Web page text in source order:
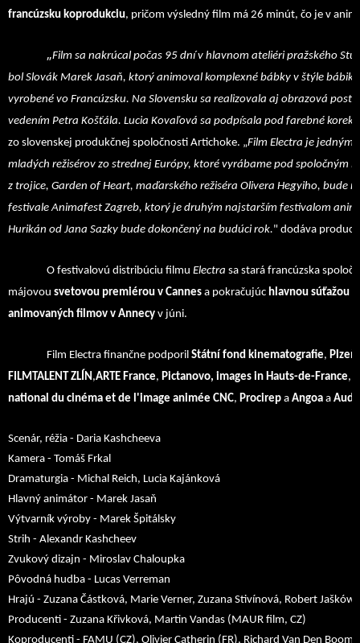
francúzsku koprodukciu, pričom výsledný film má 26 minút, čo je v
„Film sa nakrúcal počas 95 dní v hlavnom ateliéri pražského
bol Slovák Marek Jasaň, ktorý animoval komplexné bábky v štýle bábik
vyrobené vo Francúzsku. Na Slovensku sa realizovala aj obrazová
vedením Petra Košťála. Lucia Kovaľová sa podpísala pod farebné
zo slovenskej produkčnej spoločnosti Artichoke. „Film Electra je
mladých režisérov zo strednej Európy, ktoré vyrábame pod spoločným
z trojice, Garden of Heart, maďarského režiséra Olivera Hegyiho, bude
festivale Animafest Zagreb, ktorý je druhým najstarším festivalom
Hurikán od Jana Sazky bude dokončený na budúci rok." dodáva
O festivalovú distribúciu filmu Electra sa stará francúzska
májovou svetovou premiérou v Cannes a pokračujúc hlavnou súťažou
animovaných filmov v Annecy v júni.
Film Electra finančne podporil Státní fond kinematografie,
FILMTALENT ZLÍN ,ARTE France, Pictanovo, images in Hauts-de-France, r
national du cinéma et de l'image animée CNC, Procirep a Angoa a
Scenár, réžia - Daria Kashcheeva
Kamera - Tomáš Frkal
Dramaturgia - Michal Reich, Lucia Kajánková
Hlavný animátor - Marek Jasaň
Výtvarník výroby - Marek Špitálsky
Strih - Alexandr Kashcheev
Zvukový dizajn - Miroslav Chaloupka
Pôvodná hudba - Lucas Verreman
Hrajú - Zuzana Částková, Marie Verner, Zuzana Stivínová, Robert Jašków
Producenti - Zuzana Křivková, Martin Vandas (MAUR film, CZ)
Koproducenti - FAMU (CZ), Olivier Catherin (FR), Richard Van Den Boom